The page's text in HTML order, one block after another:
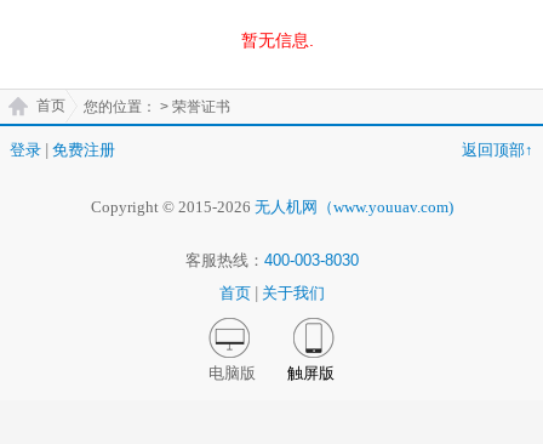
暂无信息.
您的位置：
首页 > 荣誉证书
登录 免费注册 返回顶部↑
Copyright © 2015-2026 无人机网（www.youuav.com)
客服热线： 400-003-8030
首页
关于我们
电脑版 触屏版